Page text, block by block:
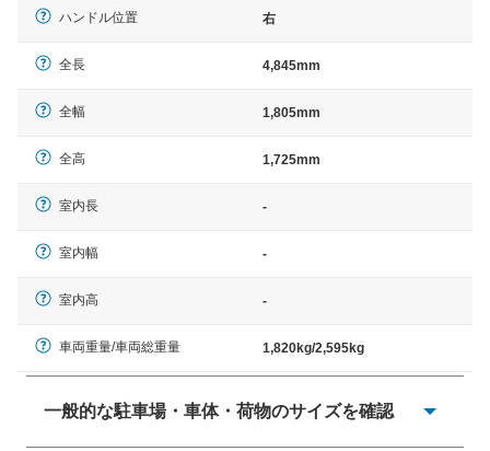
ハンドル位置 右
全長 4,845mm
全幅 1,805mm
全高 1,725mm
室内長 -
室内幅 -
室内高 -
車両重量/車両総重量 1,820kg/2,595kg
一般的な駐車場・車体・荷物のサイズを確認